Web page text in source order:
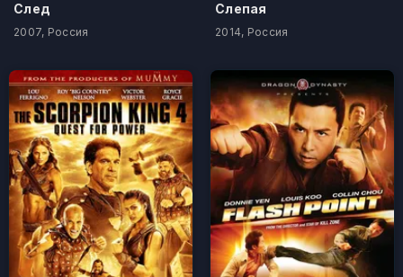
След
2007, Россия
Слепая
2014, Россия